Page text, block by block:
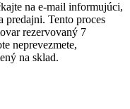
na e-mail informujúci,
predajni. Tento proces
rezervovaný 7
neprevezmete,
na sklad.